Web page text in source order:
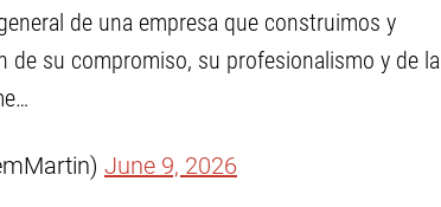
de una empresa que construimos y
de su compromiso, su profesionalismo y de la
June 9, 2026